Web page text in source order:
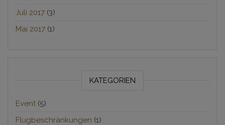
Juli 2017 (3)
Mai 2017 (1)
KATEGORIEN
Event (5)
Flugbeschränkungen (1)